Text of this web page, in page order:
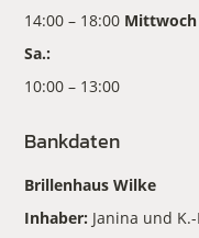
14:00 – 18:00 Mittwoch
Sa.:
10:00 – 13:00
Bankdaten
Brillenhaus Wilke
Inhaber: Janina und